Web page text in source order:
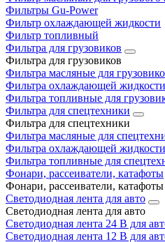
Фильтры Gu-Power
Фильтр охлаждающей жидкости
Фильтр топливный
Фильтра для грузовиков
Фильтра для грузовиков
Фильтра масляные для
Фильтра охлаждающей жидкости
Фильтра топливные для
Фильтра для спецтехники
Фильтра для спецтехники
Фильтра масляные для
Фильтра охлаждающей
Фильтра топливные для
Фонари, рассеиватели, катафоты
Фонари, рассеиватели, катафоты
Светодиодная лента для авто
Светодиодная лента для авто
Светодиодная лента 24 В для
Светодиодная лента 12 В для